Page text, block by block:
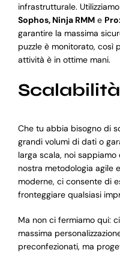
infrastrutturale.
Sophos, Ninja RMMe
garantire la massima
puzzle è monitorato, così
attività è in ottime mani.
Che tu abbia bisogno di
grandi volumi di dati o
larga scala, noi
nostra metodologia agile
moderne, ci consente di
fronteggiare qualsiasi
Ma non ci fermiamo qui:
massima
preconfezionati, ma